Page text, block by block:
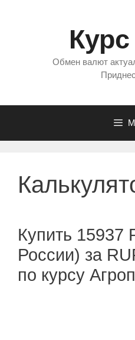
Обмен валют
Купить 15937
России) за
по курсу